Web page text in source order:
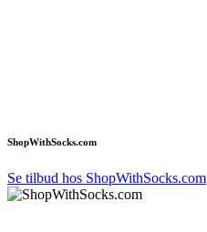
ShopWithSocks.com
Se tilbud hos ShopWithSocks.com